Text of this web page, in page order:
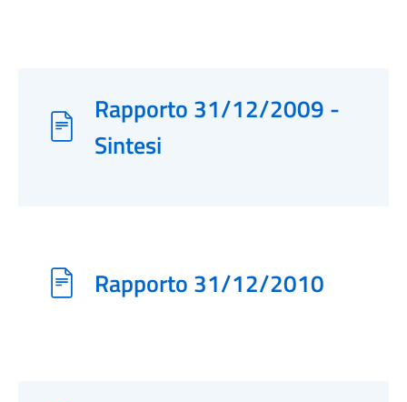
Rapporto 31/12/2009 -
Sintesi
Rapporto 31/12/2010